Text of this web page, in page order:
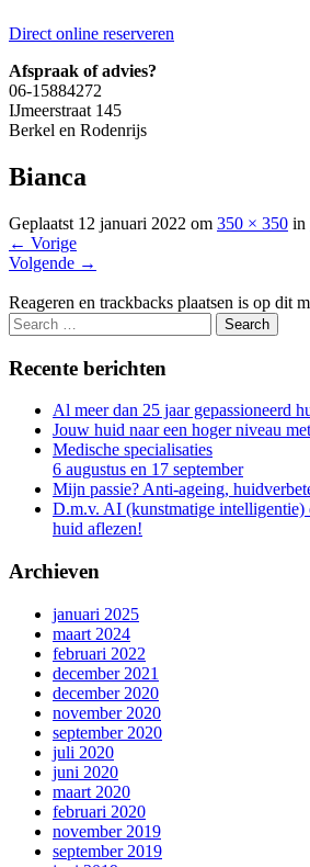
Direct online reserveren
Afspraak of advies?
06-15884272
IJmeerstraat 145
Berkel en Rodenrijs
Bianca
Geplaatst 12 januari 2022 om 350 × 350 in
← Vorige
Volgende →
Reageren en trackbacks plaatsen is op dit
Recente berichten
Al meer dan 25 jaar gepassioneerd
Jouw huid naar een hoger niveau
Medische specialisaties
6 augustus en 17 september
Mijn passie? Anti-ageing,
D.m.v. AI (kunstmatige intelligentie)
huid aflezen!
Archieven
januari 2025
maart 2024
februari 2022
december 2021
december 2020
november 2020
september 2020
juli 2020
juni 2020
maart 2020
februari 2020
november 2019
september 2019